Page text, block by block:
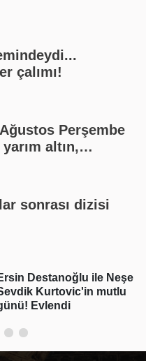
çalımı!
altın,
sonrası dizisi
Destanoğlu ile Neşe
Kurtovic'in mutlu
Evlendi